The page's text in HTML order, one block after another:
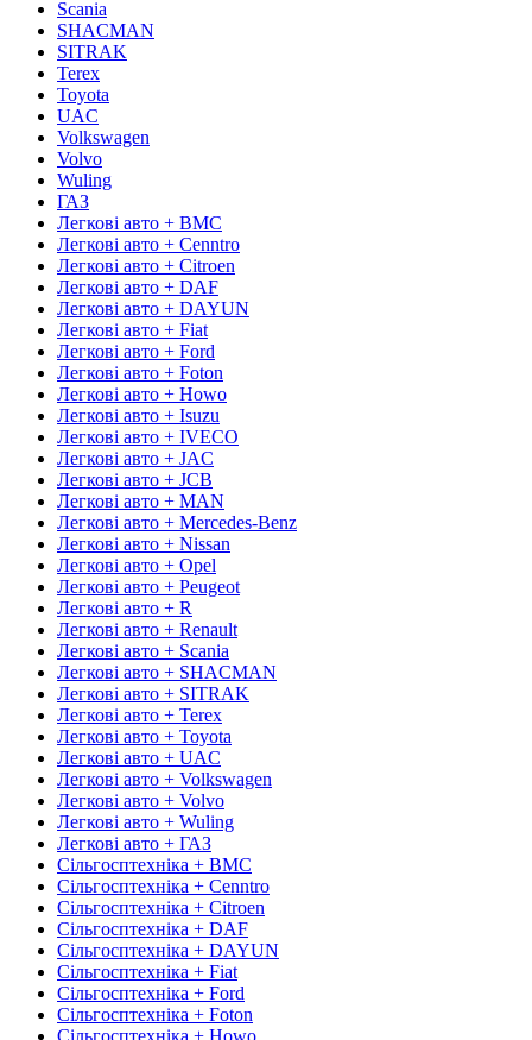
Scania
SHACMAN
SITRAK
Terex
Toyota
UAC
Volkswagen
Volvo
Wuling
ГАЗ
Легкові авто + BMC
Легкові авто + Cenntro
Легкові авто + Citroen
Легкові авто + DAF
Легкові авто + DAYUN
Легкові авто + Fiat
Легкові авто + Ford
Легкові авто + Foton
Легкові авто + Howo
Легкові авто + Isuzu
Легкові авто + IVECO
Легкові авто + JAC
Легкові авто + JCB
Легкові авто + MAN
Легкові авто + Mercedes-Benz
Легкові авто + Nissan
Легкові авто + Opel
Легкові авто + Peugeot
Легкові авто + R
Легкові авто + Renault
Легкові авто + Scania
Легкові авто + SHACMAN
Легкові авто + SITRAK
Легкові авто + Terex
Легкові авто + Toyota
Легкові авто + UAC
Легкові авто + Volkswagen
Легкові авто + Volvo
Легкові авто + Wuling
Легкові авто + ГАЗ
Сільгосптехніка + BMC
Сільгосптехніка + Cenntro
Сільгосптехніка + Citroen
Сільгосптехніка + DAF
Сільгосптехніка + DAYUN
Сільгосптехніка + Fiat
Сільгосптехніка + Ford
Сільгосптехніка + Foton
Сільгосптехніка + Howo